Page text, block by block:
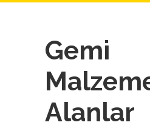
Gemi
Alanlar